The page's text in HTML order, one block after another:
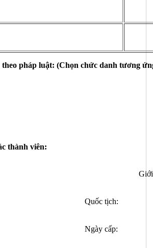
theo pháp luật: (Chọn chức danh tương
thành viên:
Quốc tịch:
Ngày cấp: